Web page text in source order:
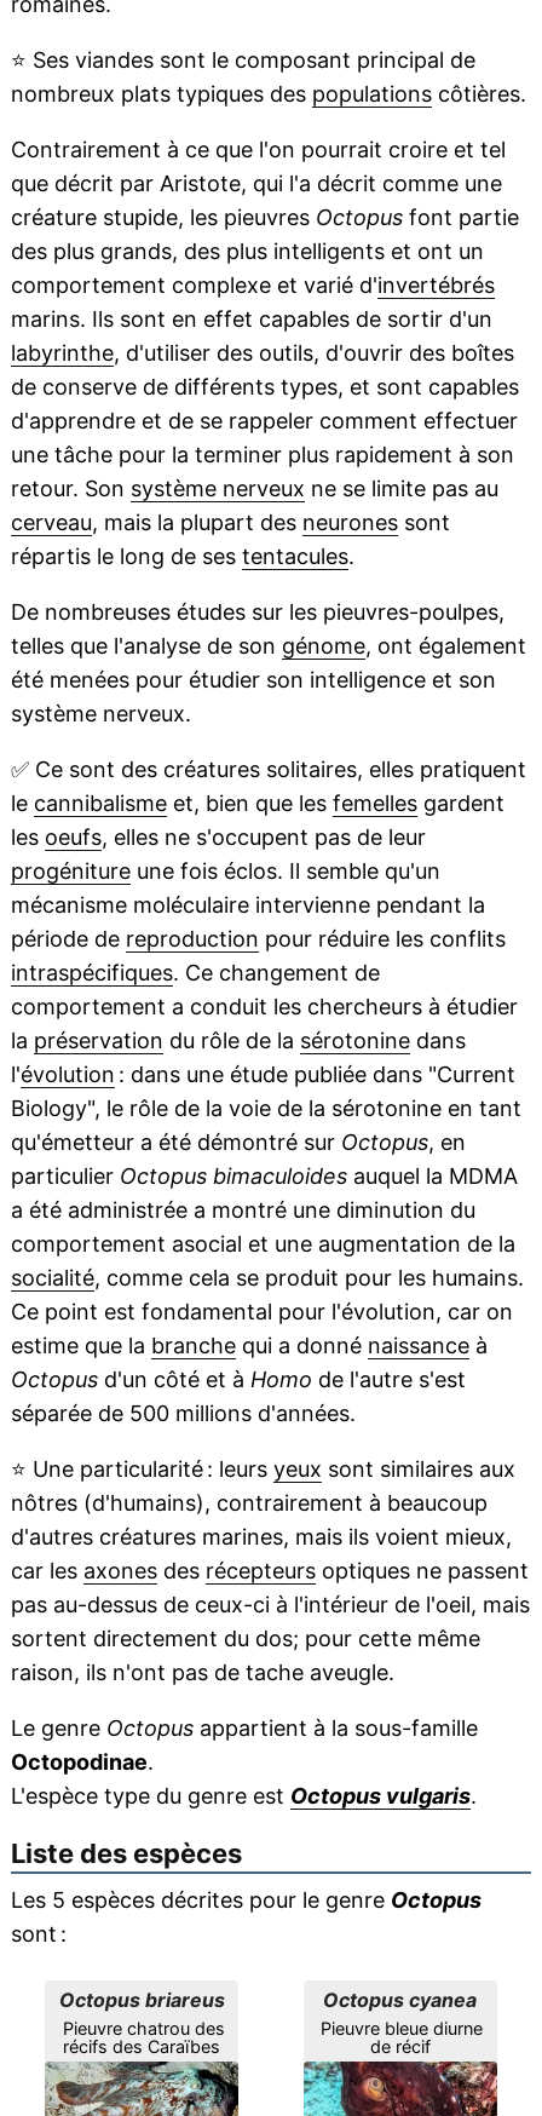
⭐ Ses viandes sont le composant principal de
nombreux plats typiques des populationscôtières.
Contrairement à ce que l'on pourrait croire et tel
que décrit par Aristote, qui l'a décrit comme une
créature stupide, les pieuvres Octopusfont partie
des plus grands, des plus intelligents et ont un
comportement complexe et varié d'invertébrés
marins. Ils sont en effet capables de sortir d'un
labyrinthe, d'utiliser des outils, d'ouvrir des boîtes
de conserve de différents types, et sont capables
d'apprendre et de se rappeler comment effectuer
une tâche pour la terminer plus rapidement à son
retour. Son système nerveux ne se limite pas au
cerveau, mais la plupart des neuronessont
répartis le long de ses tentacules.
De nombreuses études sur les pieuvres-poulpes,
telles que l'analyse de son génome, ont également
été menées pour étudier son intelligence et son
système nerveux.
✅Ce sont des créatures solitaires, elles pratiquent
le cannibalismeet, bien que les femellesgardent
les oeufs, elles ne s'occupent pas de leur
progénitureune fois éclos. Il semble qu'un
mécanisme moléculaire intervienne pendant la
période de reproduction pour réduire les conflits
intraspécifiques. Ce changement de
comportement a conduit les chercheurs à étudier
la préservation du rôle de la sérotoninedans
l'évolution : dans une étude publiée dans "Current
Biology", le rôle de la voie de la sérotonine en tant
qu'émetteur a été démontré sur Octopus, en
particulier Octopus bimaculoidesauquel la MDMA
a été administrée a montré une diminution du
comportement asocial et une augmentation de la
socialité, comme cela se produit pour les humains.
Ce point est fondamental pour l'évolution, car on
estime que la branchequi a donné naissanceà
Octopusd'un côté et à Homo de l'autre s'est
séparée de 500 millions d'années.
⭐ Une particularité : leurs yeux sont similaires aux
nôtres (d'humains), contrairement à beaucoup
d'autres créatures marines, mais ils voient mieux,
car les axonesdes récepteursoptiques ne passent
pas au-dessus de ceux-ci à l'intérieur de l'oeil, mais
sortent directement du dos; pour cette même
raison, ils n'ont pas de tache aveugle.
Le genre Octopusappartient à la sous-famille
Octopodinae.
L'espèce type du genre est Octopus vulgaris.
Liste des espèces
Les 5 espèces décrites pour le genre Octopus
sont :
Octopus briareus
Pieuvre chatrou des
récifs des Caraïbes
Octopus cyanea
Pieuvre bleue diurne
de récif